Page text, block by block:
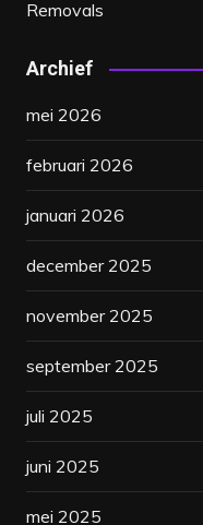
Removals
Archief
mei 2026
februari 2026
januari 2026
december 2025
november 2025
september 2025
juli 2025
juni 2025
mei 2025